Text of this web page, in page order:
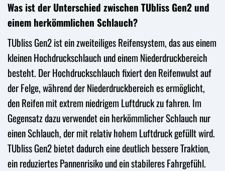
Was ist der Unterschied zwischen TUbliss Gen2 und
einem herkömmlichen Schlauch?
TUbliss Gen2 ist ein zweiteiliges Reifensystem, das aus einem
kleinen Hochdruckschlauch und einem Niederdruckbereich
besteht. Der Hochdruckschlauch fixiert den Reifenwulst auf
der Felge, während der Niederdruckbereich es ermöglicht,
den Reifen mit extrem niedrigem Luftdruck zu fahren. Im
Gegensatz dazu verwendet ein herkömmlicher Schlauch nur
einen Schlauch, der mit relativ hohem Luftdruck gefüllt wird.
TUbliss Gen2 bietet dadurch eine deutlich bessere Traktion,
ein reduziertes Pannenrisiko und ein stabileres Fahrgefühl.